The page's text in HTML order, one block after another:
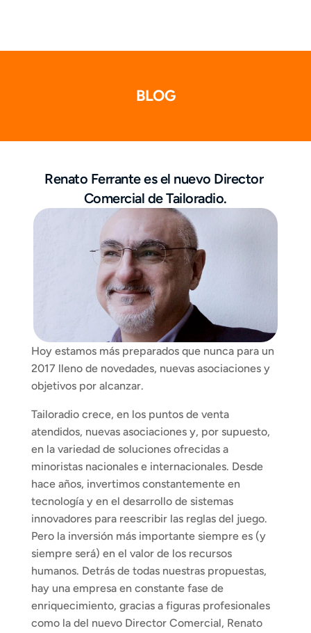
BLOG
Renato Ferrante es el nuevo Director
Comercial de Tailoradio.
Hoy estamos más preparados que nunca para un
2017 lleno de novedades, nuevas asociaciones y
objetivos por alcanzar.
Tailoradio crece, en los puntos de venta
atendidos, nuevas asociaciones y, por supuesto,
en la variedad de soluciones ofrecidas a
minoristas nacionales e internacionales. Desde
hace años, invertimos constantemente en
tecnología y en el desarrollo de sistemas
innovadores para reescribir las reglas del juego.
Pero la inversión más importante siempre es (y
siempre será) en el valor de los recursos
humanos. Detrás de todas nuestras propuestas,
hay una empresa en constante fase de
enriquecimiento, gracias a figuras profesionales
como la del nuevo Director Comercial, Renato